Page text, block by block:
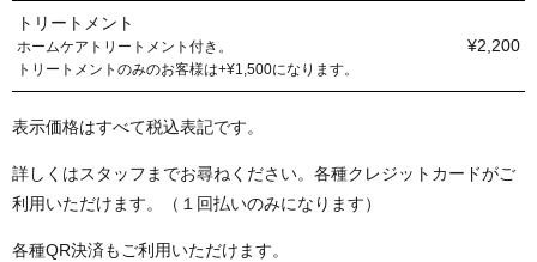
トリートメント
ホームケアトリートメント付き。
トリートメントのみのお客様は+¥1,500になります。
¥2,200
表示価格はすべて税込表記です。
詳しくはスタッフまでお尋ねください。各種クレジットカードがご
利用いただけます。（１回払いのみになります）
各種QR決済もご利用いただけます。